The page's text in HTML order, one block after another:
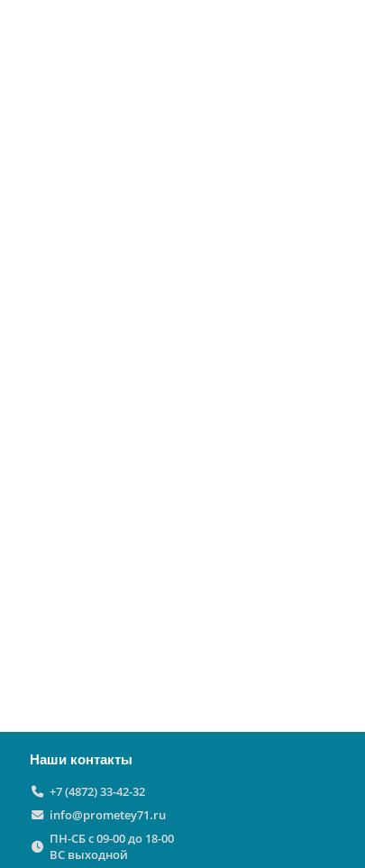
Наши контакты
+7 (4872) 33-42-32
info@prometey71.ru
ПН-СБ с 09-00 до 18-00
ВС выходной